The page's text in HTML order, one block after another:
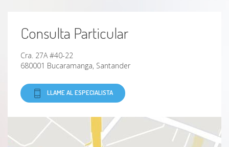
Timidez
Codependencia emocional
Conflictos de pareja
Consulta Particular
Cra. 27A #40-22
680001 Bucaramanga, Santander
LLAME AL ESPECIALISTA